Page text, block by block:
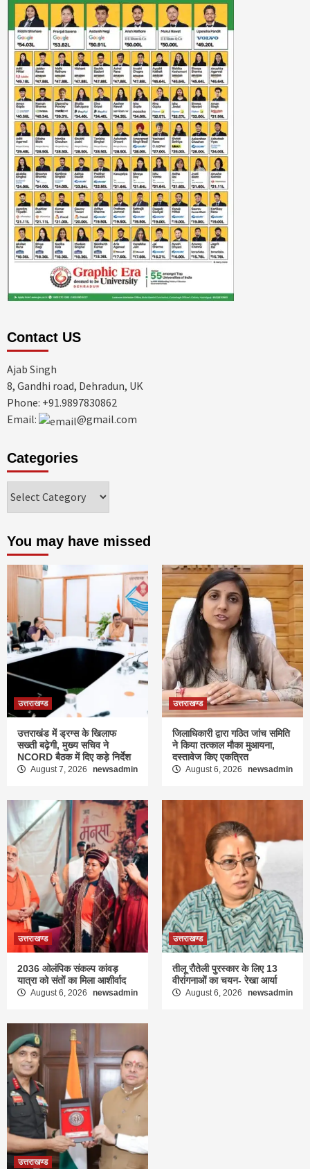
Contact US
Ajab Singh
8, Gandhi road, Dehradun, UK
Phone: +91.9897830862
Email:
@gmail.com
Categories
You may have missed
उत्तराखण्ड
उत्तराखंड में ड्रग्स के खिलाफ
सख्ती बढ़ेगी, मुख्य सचिव ने
NCORD बैठक में दिए कड़े निर्देश
August 7, 2026 newsadmin
उत्तराखण्ड
जिलाधिकारी द्वारा गठित जांच समिति
ने किया तत्काल मौका मुआयना,
दस्तावेज किए एकत्रित
August 6, 2026 newsadmin
उत्तराखण्ड
2036 ओलंपिक संकल्प कांवड़
यात्रा को संतों का मिला आशीर्वाद
August 6, 2026 newsadmin
उत्तराखण्ड
तीलू रौतेली पुरस्कार के लिए 13
वीरांगनाओं का चयन- रेखा आर्या
August 6, 2026 newsadmin
उत्तराखण्ड